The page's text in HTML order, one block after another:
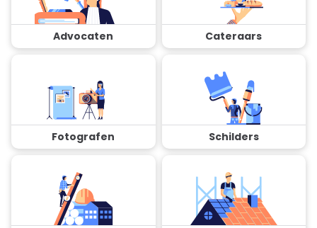
Advocaten Cateraars
Fotografen Schilders